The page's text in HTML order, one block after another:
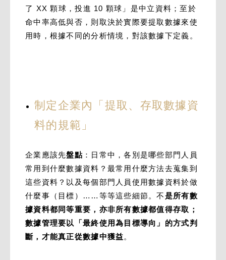
了 XX 顆球，投進 10 顆球」是中立資料；至於
命中率高低與否，則取決於實際要提取數據來使
用時，根據不同的分析情境，對該數據下定義。
制定企業內「提取、存取數據資
料的規範」
企業應該先盤點 ：日常中，各別是哪些部門人員
常用到什麼數據資料？最常用什麼方法去蒐集到
這些資料？以及每個部門人員使用數據資料於做
什麼事（目標）……等等這些細節。不是所有數
據資料都同等重要，亦非所有數據都值得存取；
數據管理要以「最終使用為目標導向」的方式判
斷，才能真正從數據中獲益。